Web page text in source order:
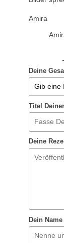
Amira
Deine
Titel
Deine
Dein Name